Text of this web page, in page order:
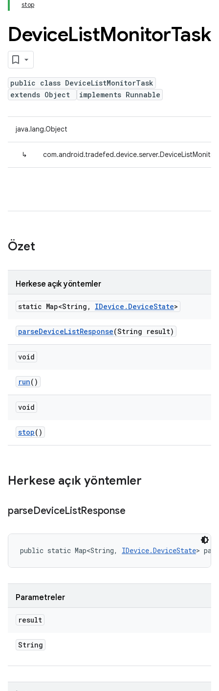
stop
DeviceListMonitorTask
public class DeviceListMonitorTask
extends Object
implements Runnable
java.lang.Object
↳
Özet
Herkese açık yöntemler
static Map<String , IDevice . DeviceState>
parseDeviceListResponse(String result)
void
run()
void
stop()
Herkese açık yöntemler
parseDeviceListResponse
public static Map<String, IDevice.DeviceState>
Parametreler
result
String